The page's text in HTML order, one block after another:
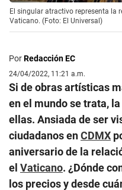
El singular atractivo representa la
Vaticano. (Foto: El Universal)
PorRedacción EC
24/04/2022, 11:21 a.m.
Si de obras artísticas
en el mundo se trata, la
ellas. Ansiada de ser
ciudadanos enCDMX
aniversario de la
el Vaticano. ¿Dónde
los precios y desde